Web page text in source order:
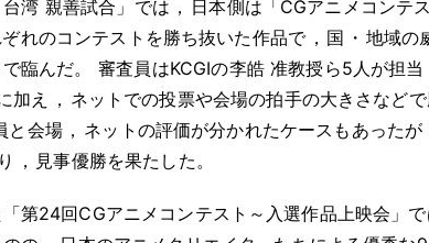
湾 親善試合」では ， 日本側は「CGアニメコンテ
れのコンテストを勝ち抜いた作品で ， 国 ・ 地域の
臨んだ。 審査員はKCGIの李皓 准教授ら5人が担当
加え
， ネットでの投票や会場の拍手の大きさなど
と会場 ， ネットの評価が分かれたケースもあったが
， 見事優勝を果たした 。
第24回CGアニメコンテスト～入選作品上映会」